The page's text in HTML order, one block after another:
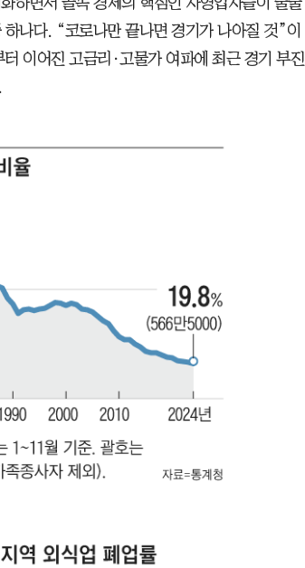
나다. “코로나만 끝나면 경기가 나아질 것”이
이어진 고금리·고물가 여파에 최근 경기 부진